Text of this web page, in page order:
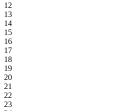
12
13
14
15
16
17
18
19
20
21
22
23